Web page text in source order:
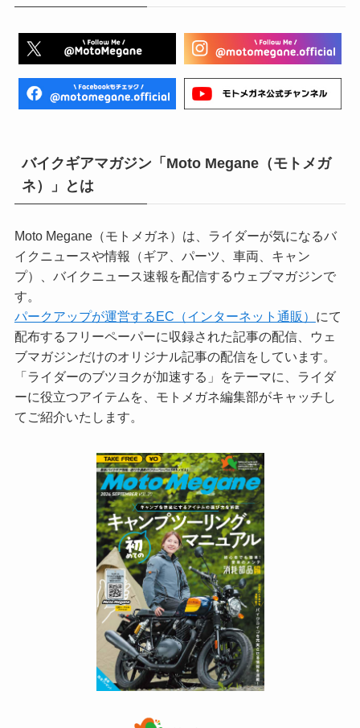
バイクギアマガジン「Moto Megane（モトメガ
ネ）」とは
Moto Megane（モトメガネ）は、ライダーが気になるバ
イクニュースや情報（ギア、パーツ、車両、キャン
プ）、バイクニュース速報を配信するウェブマガジンで
す。
パークアップが運営するEC（インターネット通販） にて
配布するフリーペーパーに収録された記事の配信、ウェ
ブマガジンだけのオリジナル記事の配信をしています。
「ライダーのブツヨクが加速する」をテーマに、ライダ
ーに役立つアイテムを、モトメガネ編集部がキャッチし
てご紹介いたします。